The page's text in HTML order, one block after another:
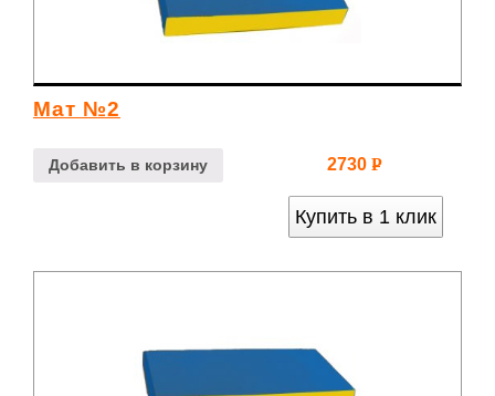
Мат №2
Добавить в корзину 2730 Р
Купить в 1 клик